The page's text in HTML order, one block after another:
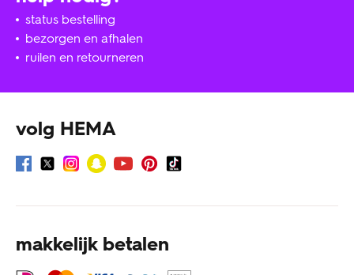
status bestelling
bezorgen en afhalen
ruilen en retourneren
volg HEMA
makkelijk betalen